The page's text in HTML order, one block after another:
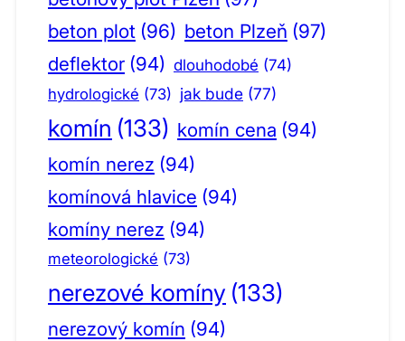
beton plot (96) beton Plzeň (97)
deflektor (94) dlouhodobé (74)
hydrologické (73) jak bude (77)
komín (133) komín cena (94)
komín nerez (94)
komínová hlavice (94)
komíny nerez (94)
meteorologické (73)
nerezové komíny (133)
nerezový komín (94)